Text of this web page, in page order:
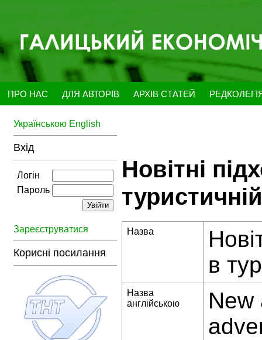
ПРО НАС ДЛЯ АВТОРІВ АРХІВ СТАТЕЙ
Українською English
Вхід
Логін
Пароль
Зареєструватися
Корисні посилання
Новітні
туристичній
Назва
в
Назва
англійською
New